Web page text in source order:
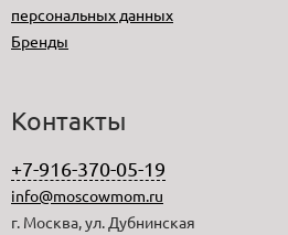
персональных данных
Бренды
Контакты
+7-916-370-05-19
info@moscowmom.ru
г. Москва, ул. Дубнинская